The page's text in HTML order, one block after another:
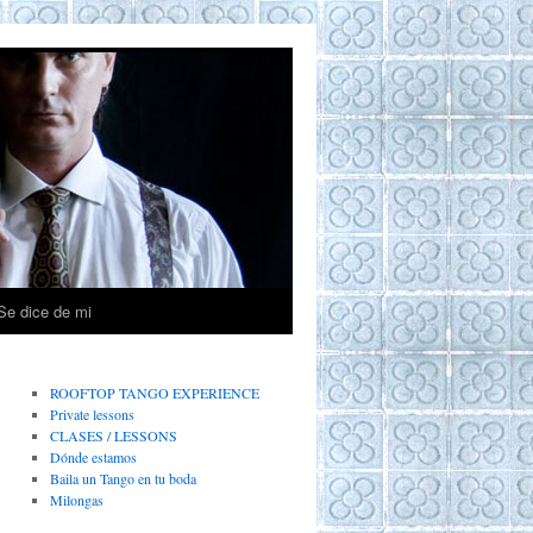
dice de mi
ROOFTOP TANGO EXPERIENCE
Private lessons
CLASES / LESSONS
Dónde estamos
Baila un Tango en tu boda
Milongas